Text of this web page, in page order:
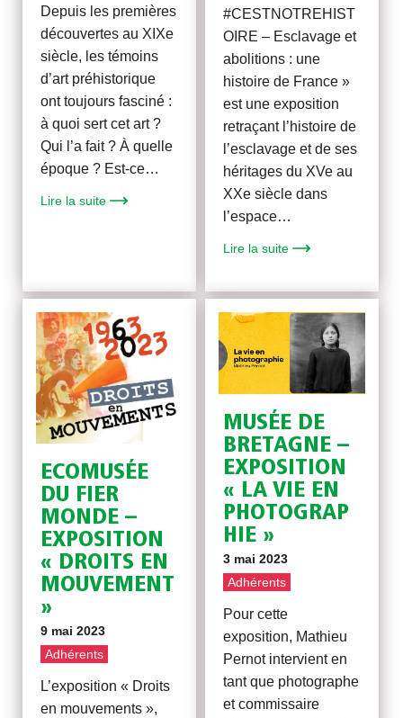
Depuis les premières
découvertes au XIXe
siècle, les témoins
d’art préhistorique
ont toujours fasciné :
à quoi sert cet art ?
Qui l’a fait ? À quelle
époque ? Est-ce…
Lire la suite
#CESTNOTREHIST
OIRE – Esclavage et
abolitions : une
histoire de France »
est une exposition
retraçant l’histoire de
l’esclavage et de ses
héritages du XVe au
XXe siècle dans
l’espace…
Lire la suite
ECOMUSÉE
DU FIER
MONDE –
EXPOSITION
« DROITS EN
MOUVEMENT
»
9 mai 2023
Adhérents
L’exposition « Droits
en mouvements »,
MUSÉE DE
BRETAGNE –
EXPOSITION
« LA VIE EN
PHOTOGRAP
HIE »
3 mai 2023
Adhérents
Pour cette
exposition, Mathieu
Pernot intervient en
tant que photographe
et commissaire